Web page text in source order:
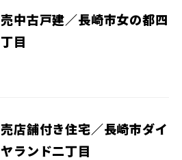
売中古戸建／長崎市女の都四
丁目
売店舗付き住宅／長崎市ダイ
ヤランド二丁目